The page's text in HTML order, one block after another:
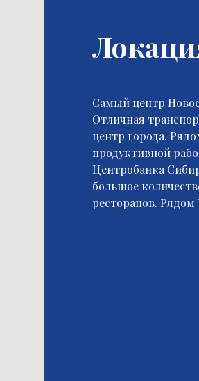
Самый центр
Отличная
центр города.
продуктивной
Центробанка
большое
ресторанов.